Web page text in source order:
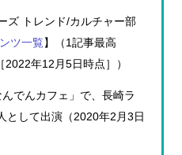
ズ トレンド/カルチャー部
ツ一覧】（1記事最高
年12月5日時点］）
でんカフェ」で、長崎ラ
として出演（2020年2月3日